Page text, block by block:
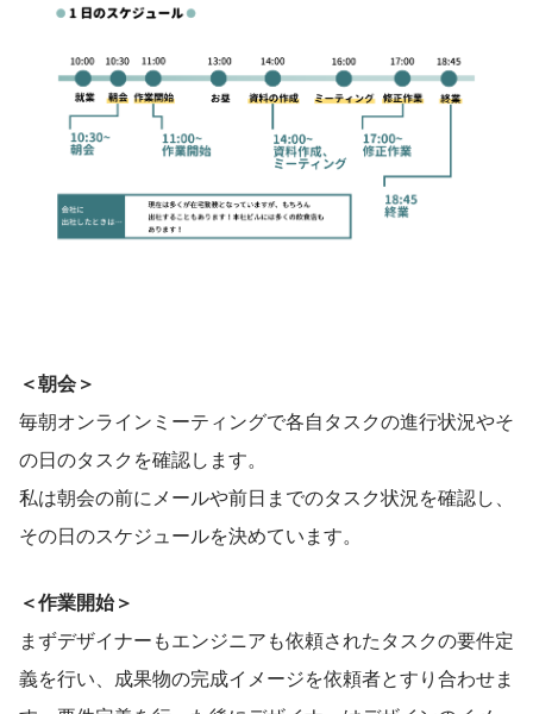
＜朝会＞
毎朝オンラインミーティングで各自タスクの進行状況やそ
の日のタスクを確認します。
私は朝会の前にメールや前日までのタスク状況を確認し、
その日のスケジュールを決めています。
＜作業開始＞
まずデザイナーもエンジニアも依頼されたタスクの要件定
義を行い、成果物の完成イメージを依頼者とすり合わせま